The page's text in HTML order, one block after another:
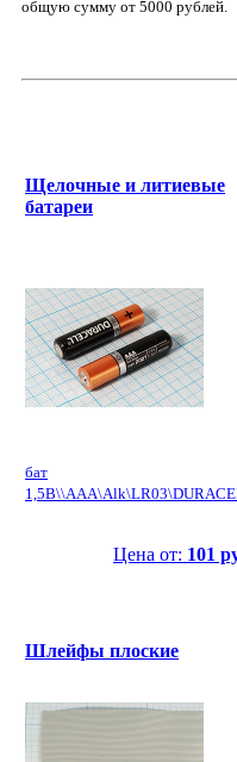
общую сумму от 5000 рублей.
Щелочные и литиевые
батареи
бат
Цена от: 101
Шлейфы плоские